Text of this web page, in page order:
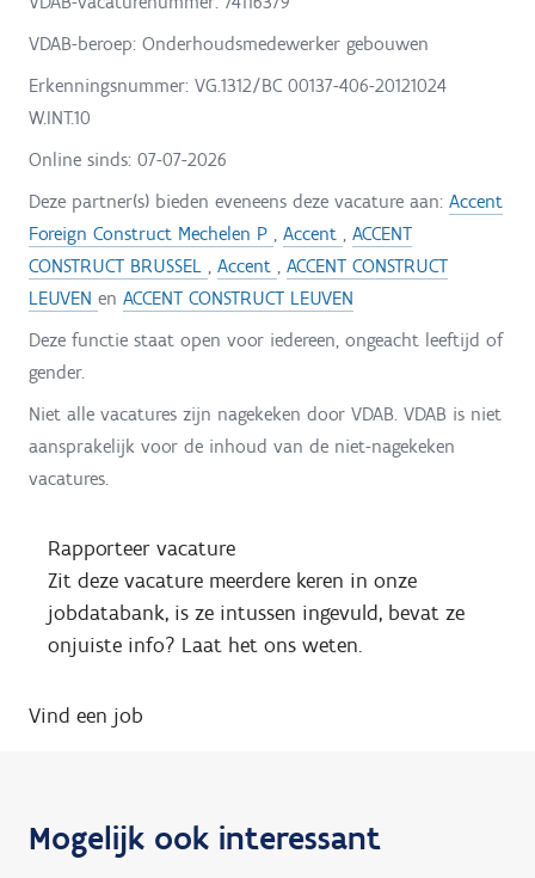
VDAB-beroep: Onderhoudsmedewerker gebouwen
Erkenningsnummer: VG.1312/BC 00137-406-20121024
W.INT.10
Online sinds: 07-07-2026
Deze partner(s) bieden eveneens deze vacature aan: Accent
Foreign Construct Mechelen P , Accent , ACCENT
CONSTRUCT BRUSSEL , Accent , ACCENT CONSTRUCT
LEUVEN en ACCENT CONSTRUCT LEUVEN
Deze functie staat open voor iedereen, ongeacht leeftijd of
gender.
Niet alle vacatures zijn nagekeken door VDAB. VDAB is niet
aansprakelijk voor de inhoud van de niet-nagekeken
vacatures.
Rapporteer vacature
Zit deze vacature meerdere keren in onze
jobdatabank, is ze intussen ingevuld, bevat ze
onjuiste info? Laat het ons weten.
Vind een job
Mogelijk ook interessant